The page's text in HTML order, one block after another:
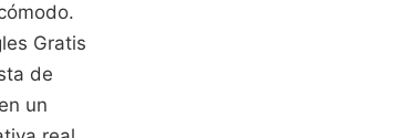
Gratis
de
un